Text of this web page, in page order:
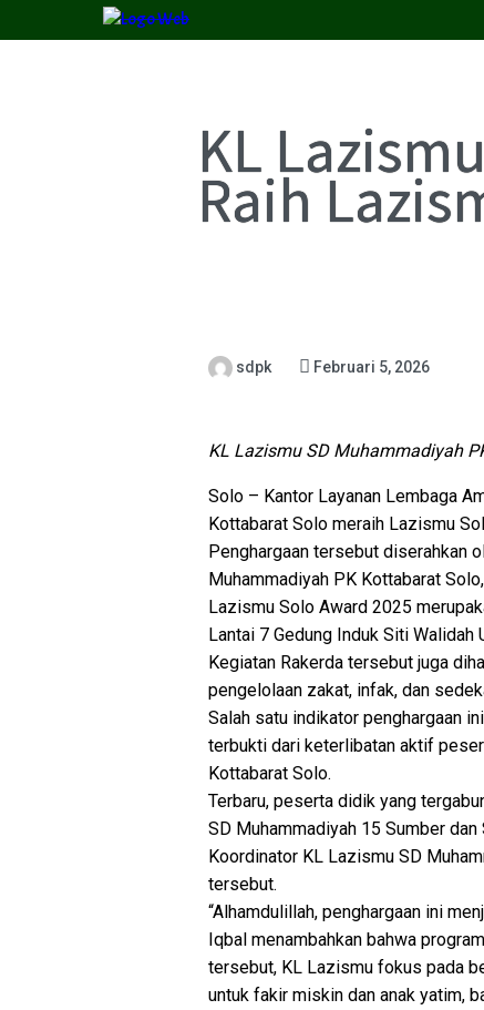
KL
Raih
sdpk Februari 5, 2026
KL Lazismu SD Muhammadiyah
Solo – Kantor Layanan Lembaga
Kottabarat Solo meraih Lazismu
Penghargaan tersebut diserahkan
Muhammadiyah PK Kottabarat
Lazismu Solo Award 2025
Lantai 7 Gedung Induk Siti
Kegiatan Rakerda tersebut juga
pengelolaan zakat, infak, dan
Salah satu indikator penghargaan
terbukti dari keterlibatan aktif
Kottabarat Solo.
Terbaru, peserta didik yang
SD Muhammadiyah 15 Sumber
Koordinator KL Lazismu SD
tersebut.
“Alhamdulillah, penghargaan ini
Iqbal menambahkan bahwa
tersebut, KL Lazismu fokus pada
untuk fakir miskin dan anak yatim,